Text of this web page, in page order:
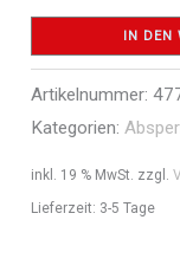
477B
Ø
76
mm
IN DEN
Artikelnummer:
Kategorien:
inkl. 19 % MwSt. zzgl.
Lieferzeit: 3-5 Tage